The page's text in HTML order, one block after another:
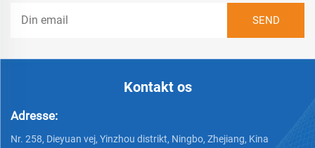
Kontakt os
Adresse:
Nr. 258, Dieyuan vej, Yinzhou distrikt, Ningbo, Zhejiang, Kina